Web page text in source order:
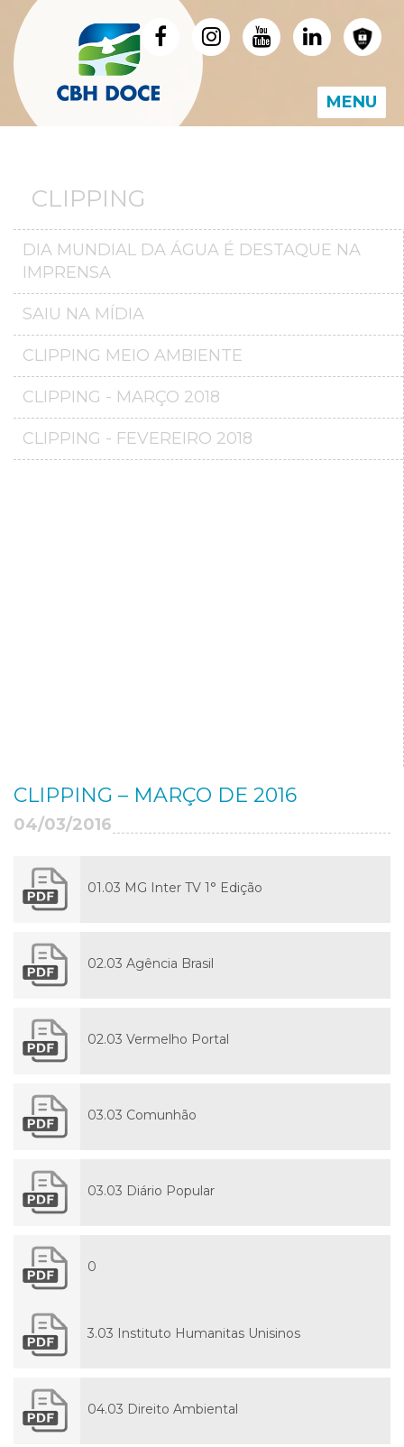
MENU
CLIPPING
DIA MUNDIAL DA ÁGUA É DESTAQUE NA
IMPRENSA
SAIU NA MÍDIA
CLIPPING MEIO AMBIENTE
CLIPPING - MARÇO 2018
CLIPPING - FEVEREIRO 2018
CLIPPING – MARÇO DE 2016
04/03/2016
01.03 MG Inter TV 1° Edição
02.03 Agência Brasil
02.03 Vermelho Portal
03.03 Comunhão
03.03 Diário Popular
0
3.03 Instituto Humanitas Unisinos
04.03 Direito Ambiental